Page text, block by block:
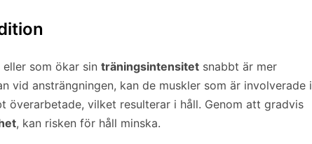
eller som ökar sin träningsintensitet snabbt är mer
vid ansträngningen, kan de muskler som är involverade i
överarbetade, vilket resulterar i håll. Genom att gradvis
, kan risken för håll minska.